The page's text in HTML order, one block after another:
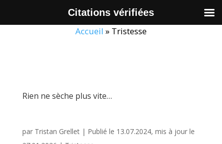
Accueil » Tristesse
Rien ne sèche plus vite…
par Tristan Grellet| Publié le 13.07.2024, mis à jour le
Citations vérifiées